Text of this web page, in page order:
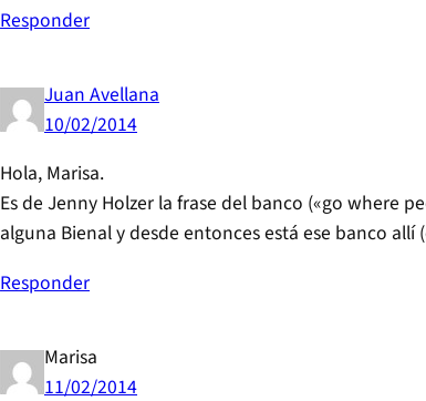
Responder
Juan Avellana
10/02/2014
Hola, Marisa.
Es de Jenny Holzer la frase del banco («go where
alguna Bienal y desde entonces está ese banco
Responder
Marisa
11/02/2014